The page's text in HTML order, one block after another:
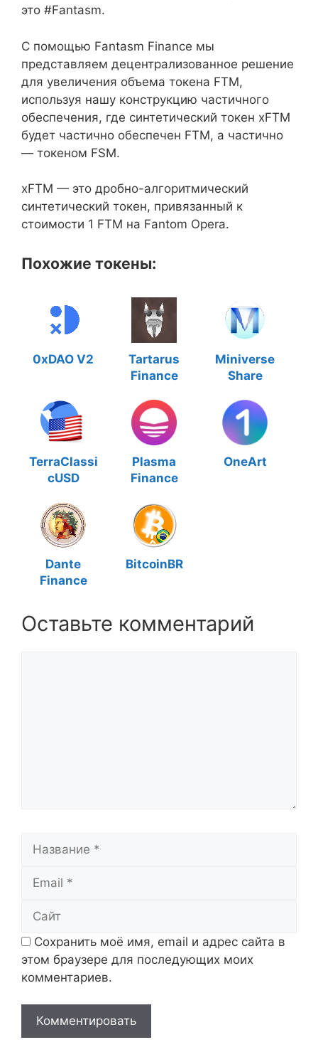
это #Fantasm.
С помощью Fantasm Finance мы
представляем децентрализованное решение
для увеличения объема токена FTM,
используя нашу конструкцию частичного
обеспечения, где синтетический токен xFTM
будет частично обеспечен FTM, а частично
— токеном FSM.
xFTM — это дробно-алгоритмический
синтетический токен, привязанный к
стоимости 1 FTM на Fantom Opera.
Похожие токены:
0xDAO V2
Tartarus
Finance
Miniverse
Share
TerraClassi
cUSD
Plasma
Finance
OneArt
Dante
Finance
BitcoinBR
Оставьте комментарий
Сохранить моё имя, email и адрес сайта в
этом браузере для последующих моих
комментариев.